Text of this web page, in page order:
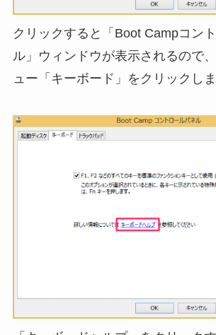
クリックすると「Boot Campコン
ル」ウィンドウが表示されるので
ュー「キーボード」をクリックしま